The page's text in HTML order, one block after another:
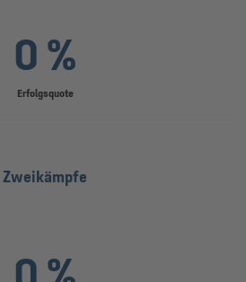
Erfolgsquote
0 %
Zweikämpfe